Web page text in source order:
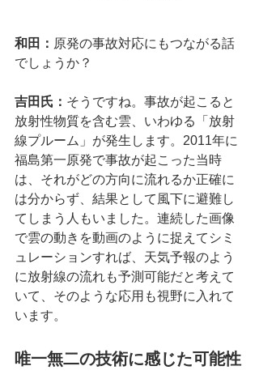
和田： 原発の事故対応にもつながる話
でしょうか？
吉田氏： そうですね。事故が起こると
放射性物質を含む雲、いわゆる「放射
線プルーム」が発生します。2011年に
福島第一原発で事故が起こった当時
は、それがどの方向に流れるか正確に
は分からず、結果として風下に避難し
てしまう人もいました。連続した画像
で雲の動きを動画のように捉えてシミ
ュレーションすれば、天気予報のよう
に放射線の流れも予測可能だと考えて
いて、そのような応用も視野に入れて
います。
唯一無二の技術に感じた可能性